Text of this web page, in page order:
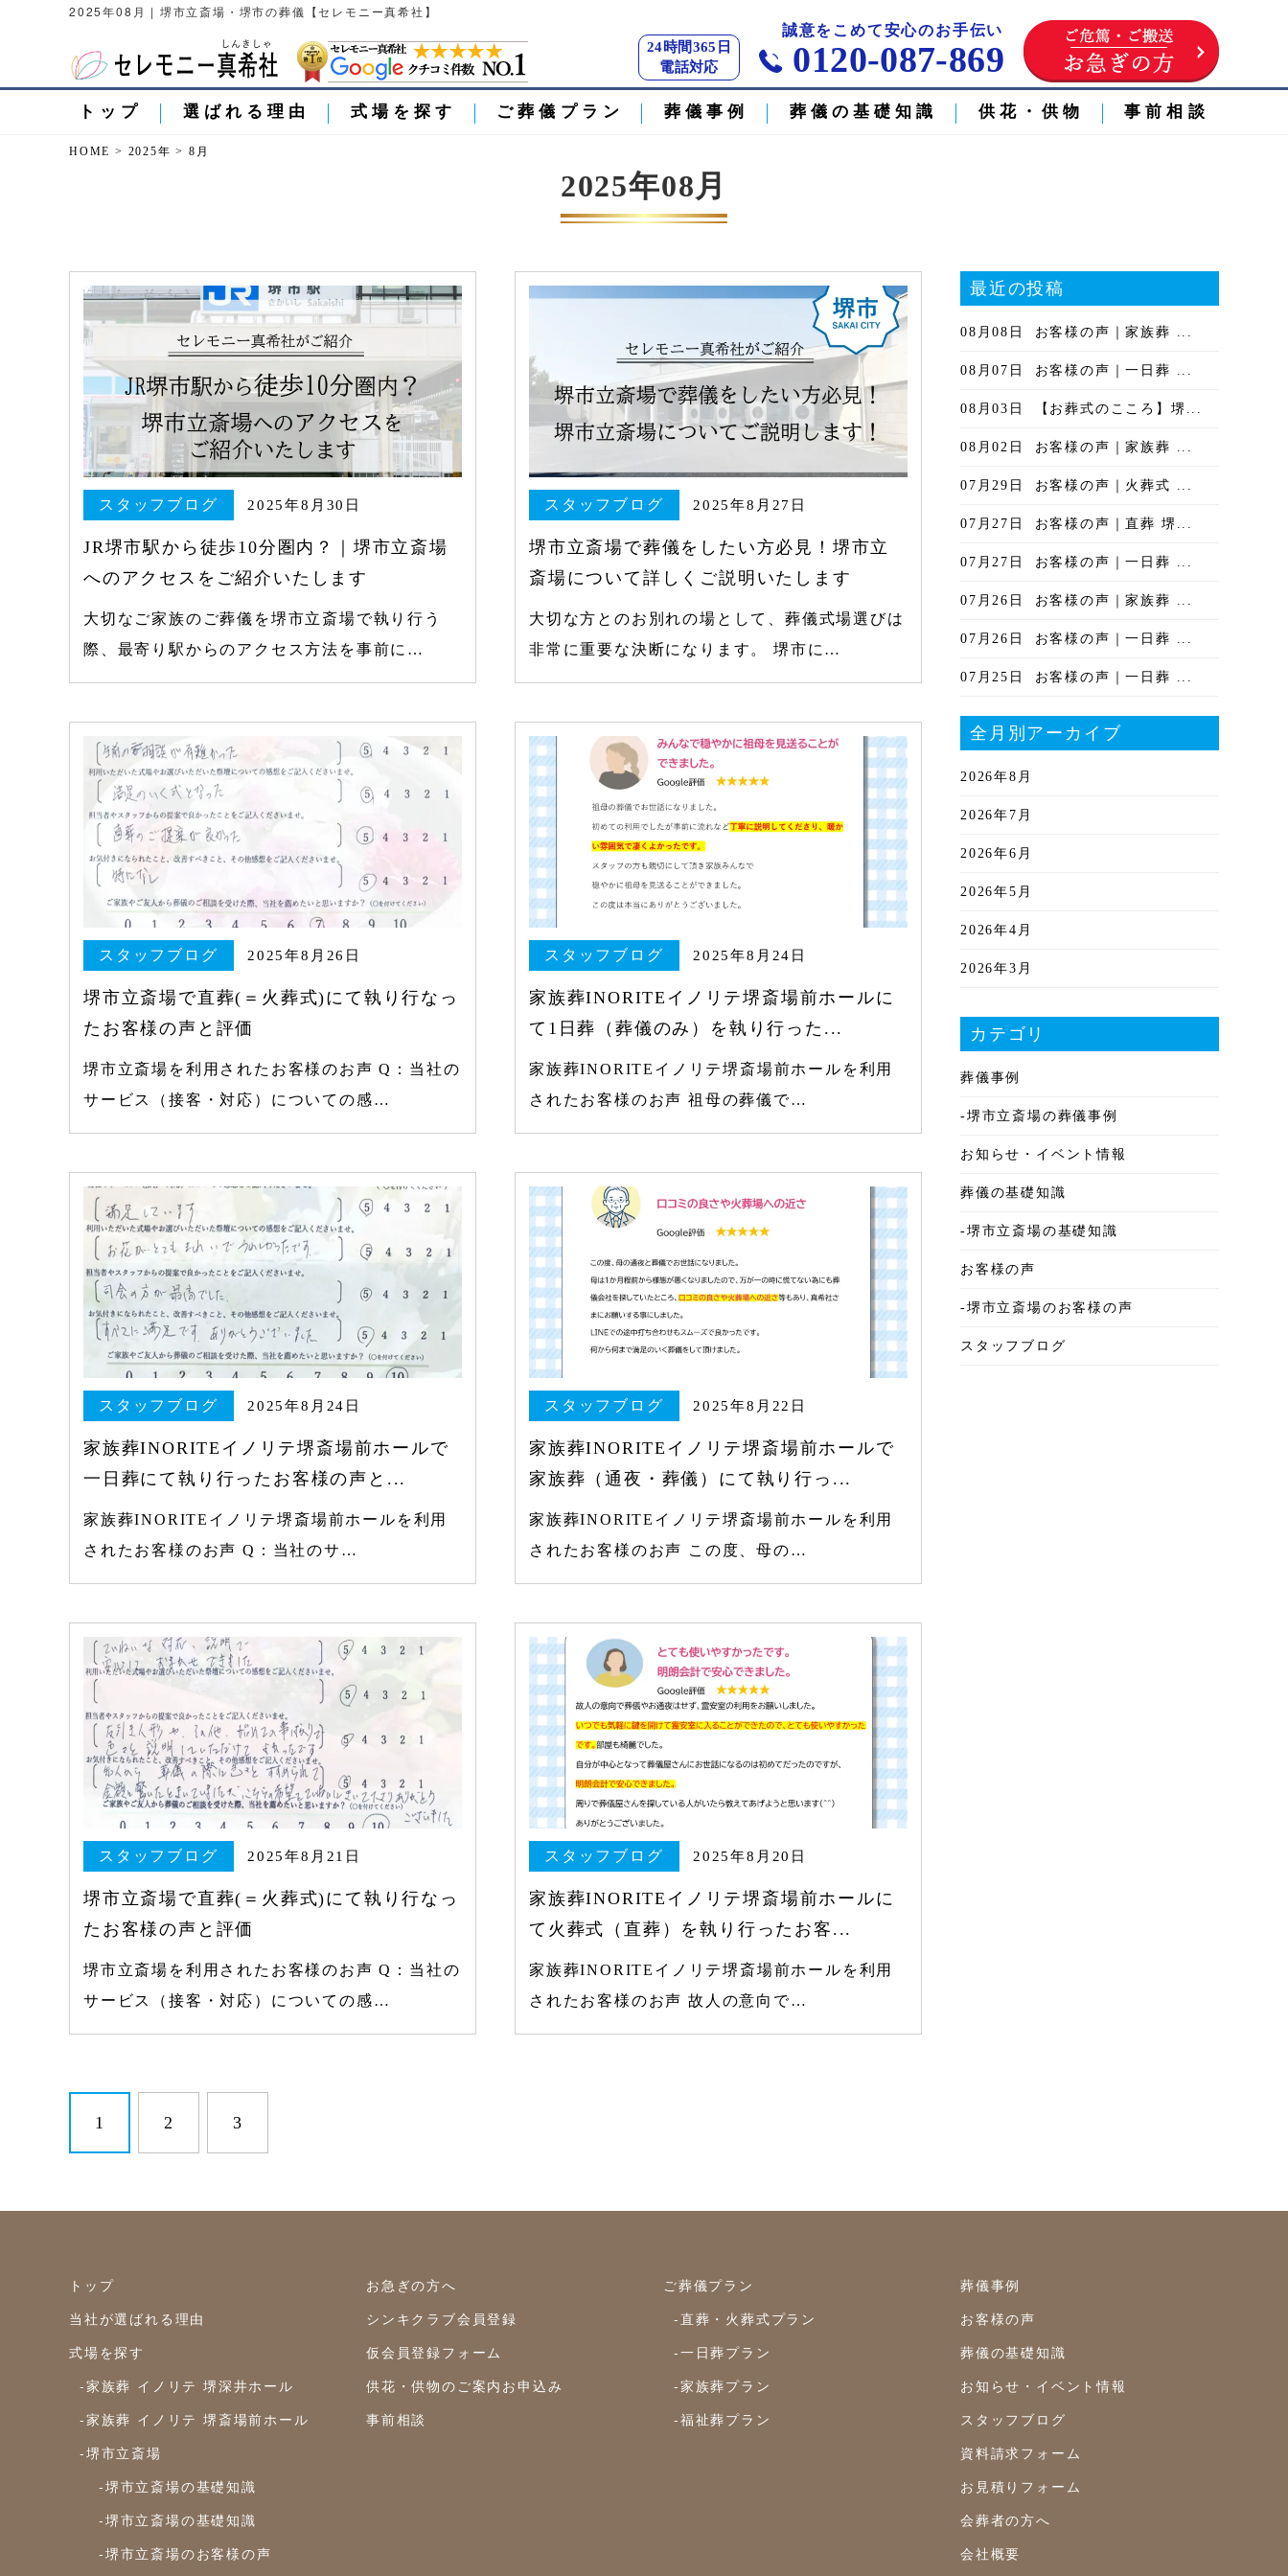
2025年08月 | 堺市立斎場・堺市の葬儀【セレモニー真希社】
誠意をこめて安心のお手伝い
24時間365日
電話対応
0120-087-869
トップ 選ばれる理由 式場を探す ご葬儀プラン 葬儀事例 葬儀の基礎知識 供花・供物 事前相談
HOME > 2025年 >8月
2025年08月
スタッフブログ 2025年8月30日
JR堺市駅から徒歩10分圏内？｜堺市立斎場
へのアクセスをご紹介いたします
大切なご家族のご葬儀を堺市立斎場で執り行う
際、最寄り駅からのアクセス方法を事前に…
スタッフブログ 2025年8月27日
堺市立斎場で葬儀をしたい方必見！堺市立
斎場について詳しくご説明いたします
大切な方とのお別れの場として、葬儀式場選びは
非常に重要な決断になります。 堺市に…
スタッフブログ 2025年8月26日
堺市立斎場で直葬(＝火葬式)にて執り行なっ
たお客様の声と評価
堺市立斎場を利用されたお客様のお声 Q：当社の
サービス（接客・対応）についての感…
スタッフブログ 2025年8月24日
家族葬INORITEイノリテ堺斎場前ホールに
て1日葬（葬儀のみ）を執り行った...
家族葬INORITEイノリテ堺斎場前ホールを利用
されたお客様のお声 祖母の葬儀で…
スタッフブログ 2025年8月24日
家族葬INORITEイノリテ堺斎場前ホールで
一日葬にて執り行ったお客様の声と...
家族葬INORITEイノリテ堺斎場前ホールを利用
されたお客様のお声 Q：当社のサ…
スタッフブログ 2025年8月22日
家族葬INORITEイノリテ堺斎場前ホールで
家族葬（通夜・葬儀）にて執り行っ...
家族葬INORITEイノリテ堺斎場前ホールを利用
されたお客様のお声 この度、母の…
スタッフブログ 2025年8月21日
堺市立斎場で直葬(＝火葬式)にて執り行なっ
たお客様の声と評価
堺市立斎場を利用されたお客様のお声 Q：当社の
サービス（接客・対応）についての感…
スタッフブログ 2025年8月20日
家族葬INORITEイノリテ堺斎場前ホールに
て火葬式（直葬）を執り行ったお客...
家族葬INORITEイノリテ堺斎場前ホールを利用
されたお客様のお声 故人の意向で…
1 2 3
最近の投稿
08月08日 お客様の声｜家族葬 ...
08月07日 お客様の声｜一日葬 ...
08月03日 【お葬式のこころ】堺...
08月02日 お客様の声｜家族葬 ...
07月29日 お客様の声｜火葬式 ...
07月27日 お客様の声｜直葬 堺...
07月27日 お客様の声｜一日葬 ...
07月26日 お客様の声｜家族葬 ...
07月26日 お客様の声｜一日葬 ...
07月25日 お客様の声｜一日葬 ...
全月別アーカイブ
2026年8月
2026年7月
2026年6月
2026年5月
2026年4月
2026年3月
2026年1月
2025年12月
2025年11月
2025年10月
2025年9月
2025年8月
2025年7月
2025年6月
2025年5月
2023年4月
2023年3月
2023年2月
2023年1月
2022年12月
カテゴリ
葬儀事例
-堺市立斎場の葬儀事例
お知らせ・イベント情報
葬儀の基礎知識
-堺市立斎場の基礎知識
お客様の声
-堺市立斎場のお客様の声
スタッフブログ
トップ
当社が選ばれる理由
式場を探す
-家族葬 イノリテ 堺深井ホール
-家族葬 イノリテ 堺斎場前ホール
-堺市立斎場
-堺市立斎場の基礎知識
-堺市立斎場の基礎知識
-堺市立斎場のお客様の声
お急ぎの方へ
シンキクラブ会員登録
仮会員登録フォーム
供花・供物のご案内お申込み
事前相談
ご葬儀プラン
-直葬・火葬式プラン
-一日葬プラン
-家族葬プラン
-福祉葬プラン
葬儀事例
お客様の声
葬儀の基礎知識
お知らせ・イベント情報
スタッフブログ
資料請求フォーム
お見積りフォーム
会葬者の方へ
会社概要